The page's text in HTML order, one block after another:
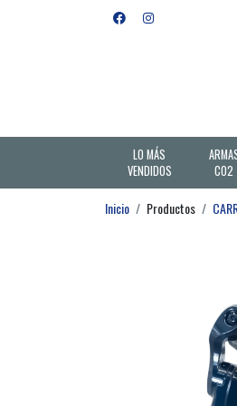
LO MÁS
VENDIDOS
CO2
Inicio Productos